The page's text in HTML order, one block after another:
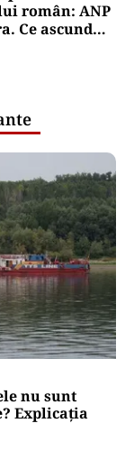
român: ANP
Ce ascund
nu sunt
Explicația